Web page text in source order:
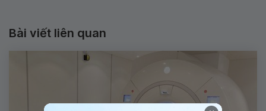
Bài viết liên quan